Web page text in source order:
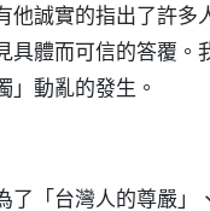
他誠實的指出了許
具體而可信的答覆
」動亂的發生。
了「台灣人的尊嚴